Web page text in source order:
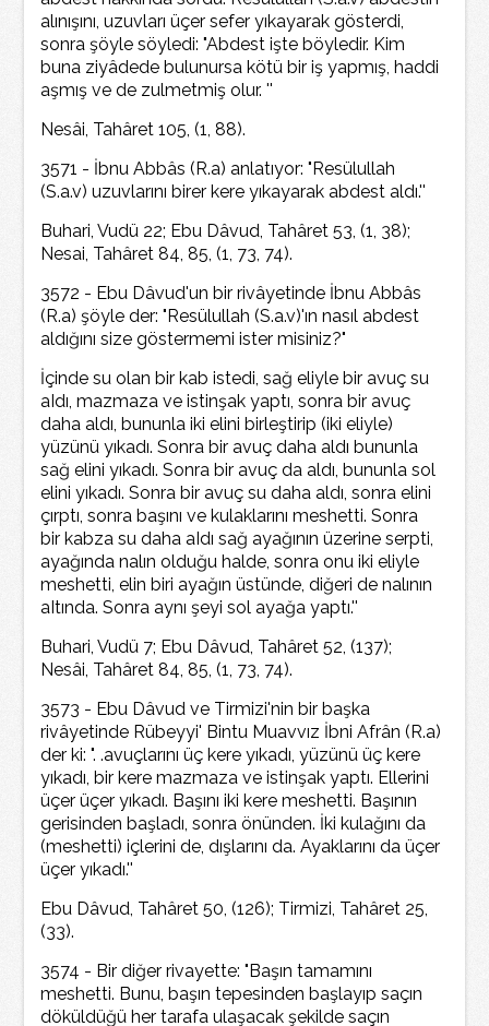
alınışını, uzuvları üçer sefer yıkayarak gösterdi,
sonra şöyle söyledi: "Abdest işte böyledir. Kim
buna ziyâdede bulunursa kötü bir iş yapmış, haddi
aşmış ve de zulmetmiş olur. ''
Nesâi, Tahâret 105, (1, 88).
3571 - İbnu Abbâs (R.a) anlatıyor: "Resülullah
(S.a.v) uzuvlarını birer kere yıkayarak abdest aldı.''
Buhari, Vudü 22; Ebu Dâvud, Tahâret 53, (1, 38);
Nesai, Tahâret 84, 85, (1, 73, 74).
3572 - Ebu Dâvud'un bir rivâyetinde İbnu Abbâs
(R.a) şöyle der: "Resülullah (S.a.v)'ın nasıl abdest
aldığını size göstermemi ister misiniz?"
İçinde su olan bir kab istedi, sağ eliyle bir avuç su
aIdı, mazmaza ve istinşak yaptı, sonra bir avuç
daha aldı, bununla iki elini birleştirip (iki eliyle)
yüzünü yıkadı. Sonra bir avuç daha aldı bununla
sağ elini yıkadı. Sonra bir avuç da aldı, bununla sol
elini yıkadı. Sonra bir avuç su daha aldı, sonra elini
çırptı, sonra başını ve kulaklarını meshetti. Sonra
bir kabza su daha aIdı sağ ayağının üzerine serpti,
ayağında nalın olduğu halde, sonra onu iki eliyle
meshetti, elin biri ayağın üstünde, diğeri de nalının
aItında. Sonra aynı şeyi sol ayağa yaptı.''
Buhari, Vudü 7; Ebu Dâvud, Tahâret 52, (137);
Nesâi, Tahâret 84, 85, (1, 73, 74).
3573 - Ebu Dâvud ve Tirmizi'nin bir başka
rivâyetinde Rübeyyi' Bintu Muavvız İbni Afrân (R.a)
der ki: ". .avuçlarını üç kere yıkadı, yüzünü üç kere
yıkadı, bir kere mazmaza ve istinşak yaptı. Ellerini
üçer üçer yıkadı. Başını iki kere meshetti. Başının
gerisinden başladı, sonra önünden. İki kulağını da
(meshetti) içlerini de, dışlarını da. Ayaklarını da üçer
üçer yıkadı.''
Ebu Dâvud, Tahâret 50, (126); Tirmizi, Tahâret 25,
(33).
3574 - Bir diğer rivayette: "Başın tamamını
meshetti. Bunu, başın tepesinden başlayıp saçın
döküldüğü her tarafa ulaşacak şekilde saçın